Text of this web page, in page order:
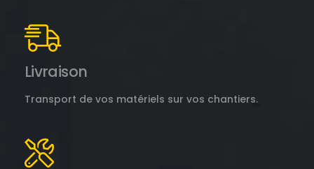
Livraison
Transport de vos matériels sur vos chantiers.